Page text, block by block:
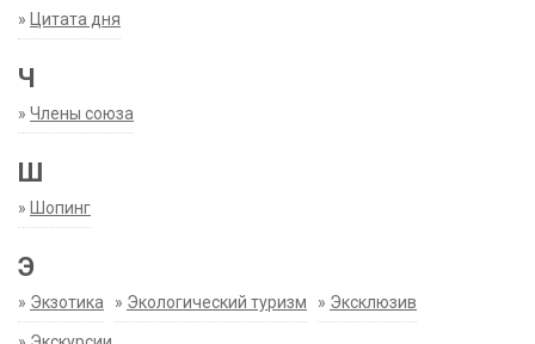
» Цитата дня
Ч
» Члены союза
Ш
» Шопинг
Э
» Экзотика » Экологический туризм » Эксклюзив